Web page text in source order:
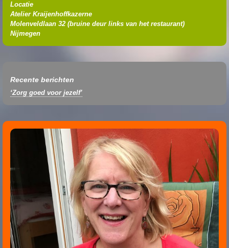
Locatie
Atelier Kraijenhoffkazerne
Molenveldlaan 32 (bruine deur links van het restaurant)
Nijmegen
Recente berichten
‘Zorg goed voor jezelf’